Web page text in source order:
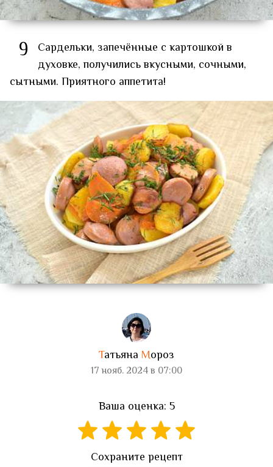
9
Сардельки, запечённые с картошкой в
духовке, получились вкусными, сочными,
сытными. Приятного аппетита!
Татьяна Мороз
17 нояб. 2024 в 07:00
Ваша оценка: 5
Сохраните рецепт